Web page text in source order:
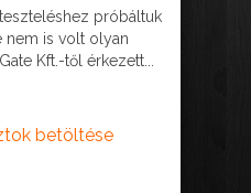
próbáltuk
nem is volt olyan
Kft.-től érkezett...
betöltése